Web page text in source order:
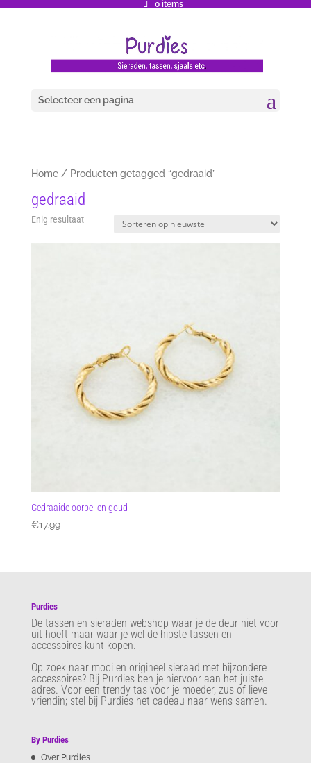
0 items
Selecteer een pagina
Home/ Producten getagged “gedraaid”
gedraaid
Enig resultaat
Gedraaide oorbellen goud
€17.99
Purdies
De tassen en sieraden webshop waar je de deur niet voor
uit hoeft maar waar je wel de hipste tassen en
accessoires kunt kopen.
Op zoek naar mooi en origineel sieraad met bijzondere
accessoires? Bij Purdies ben je hiervoor aan het juiste
adres. Voor een trendy tas voor je moeder, zus of lieve
vriendin; stel bij Purdies het cadeau naar wens samen.
By Purdies
Over Purdies